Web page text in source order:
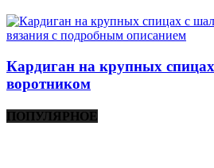
Кардиган на крупных
воротником
ПОПУЛЯРНОЕ